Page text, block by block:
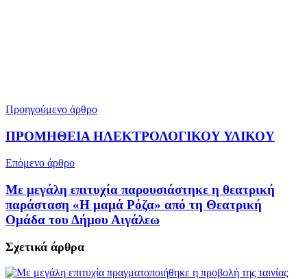
Προηγούμενο άρθρο
ΠΡΟΜΗΘΕΙΑ ΗΛΕΚΤΡΟΛΟΓΙΚΟΥ ΥΛΙΚΟΥ
Επόμενο άρθρο
Με μεγάλη επιτυχία παρουσιάστηκε η θεατρική
παράσταση «Η μαμά Ρόζα» από τη Θεατρική
Ομάδα του Δήμου Αιγάλεω
Σχετικά άρθρα